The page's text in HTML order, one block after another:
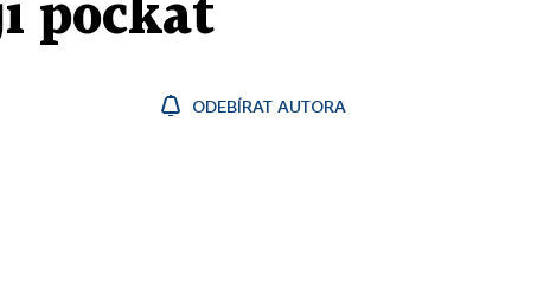
počkat
ODEBÍRAT AUTORA